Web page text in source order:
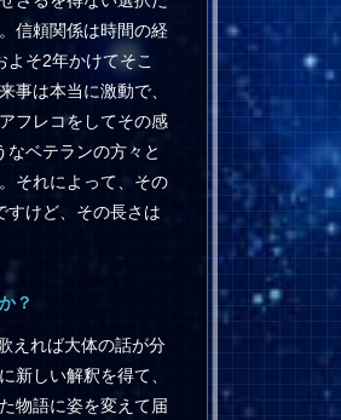
信頼関係は時間の経
そ2年かけてそこ
事は本当に激動で、
フレコをしてその感
ベテランの方々と
それによって、その
すけど、その長さは
？
えれば大体の話が分
新しい解釈を得て、
物語に姿を変えて届